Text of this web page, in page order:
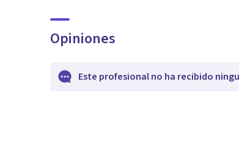
Opiniones
Este profesional no ha recibido